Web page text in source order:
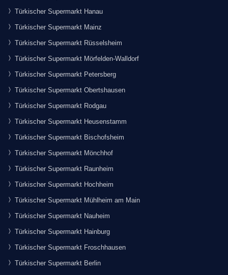
Türkischer Supermarkt Hanau
Türkischer Supermarkt Mainz
Türkischer Supermarkt Rüsselsheim
Türkischer Supermarkt Mörfelden-Walldorf
Türkischer Supermarkt Petersberg
Türkischer Supermarkt Obertshausen
Türkischer Supermarkt Rodgau
Türkischer Supermarkt Heusenstamm
Türkischer Supermarkt Bischofsheim
Türkischer Supermarkt Mönchhof
Türkischer Supermarkt Raunheim
Türkischer Supermarkt Hochheim
Türkischer Supermarkt Mühlheim am Main
Türkischer Supermarkt Nauheim
Türkischer Supermarkt Hainburg
Türkischer Supermarkt Froschhausen
Türkischer Supermarkt Berlin